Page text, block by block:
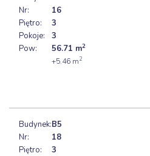
Nr:
Piętro:
Pokoje:
Pow:
16
3
3
56.71 m2
+5.46 m2
Budynek:
Nr:
Piętro:
B5
18
3